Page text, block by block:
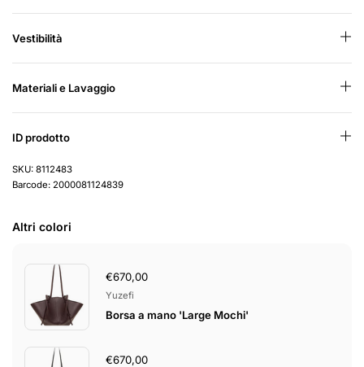
Vestibilità
Materiali e Lavaggio
ID prodotto
SKU: 8112483
Barcode: 2000081124839
Altri colori
€670,00
Yuzefi
Borsa a mano 'Large Mochi'
€670,00